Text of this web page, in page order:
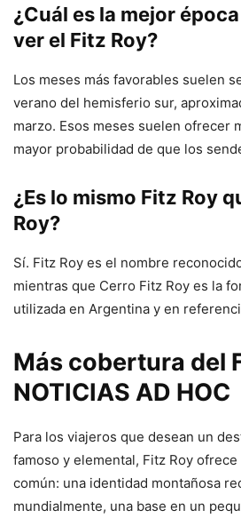
¿Cuál es la mejor
ver el Fitz Roy?
Los meses más favorables suelen
verano del hemisferio sur,
marzo. Esos meses suelen ofrecer
mayor probabilidad de que los
¿Es lo mismo Fitz Roy
Roy?
Sí. Fitz Roy es el nombre
mientras que Cerro Fitz Roy es la
utilizada en Argentina y en
Más cobertura del
NOTICIAS AD HOC
Para los viajeros que desean un
famoso y elemental, Fitz Roy
común: una identidad montañosa
mundialmente, una base en un